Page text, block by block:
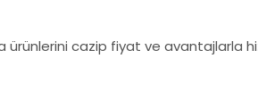
ürünlerini cazip fiyat ve avantajlarla